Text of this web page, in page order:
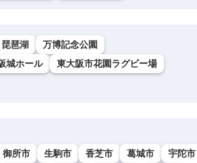
琵琶湖
万博記念公園
城ホール
東大阪市花園ラグビー場
御所市 生駒市 香芝市 葛城市
宇陀市